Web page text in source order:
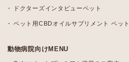
ドクターズインタビューペット
ペット用CBDオイルサプリメント ペッ
動物病院向けMENU